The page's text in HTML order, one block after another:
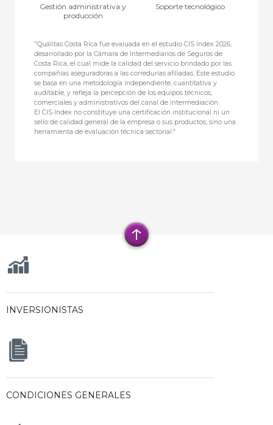
Gestión administrativa y
producción
Soporte tecnológico
"Quálitas Costa Rica fue evaluada en el estudio CIS Index 2026,
desarrollado por la Cámara de Intermediarios de Seguros de
Costa Rica, el cual mide la calidad del servicio brindado por las
compañías aseguradoras a las corredurías afiliadas. Este estudio
se basa en una metodología independiente, cuantitativa y
auditable, y refleja la percepción de los equipos técnicos,
comerciales y administrativos del canal de intermediación.
El CIS Index no constituye una certificación institucional ni un
sello de calidad general de la empresa o sus productos, sino una
herramienta de evaluación técnica sectorial."
INVERSIONISTAS
CONDICIONES GENERALES